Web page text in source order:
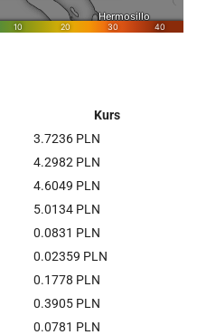
Kurs
3.7236 PLN
4.2982 PLN
4.6049 PLN
5.0134 PLN
0.0831 PLN
0.02359 PLN
0.1778 PLN
0.3905 PLN
0.0781 PLN